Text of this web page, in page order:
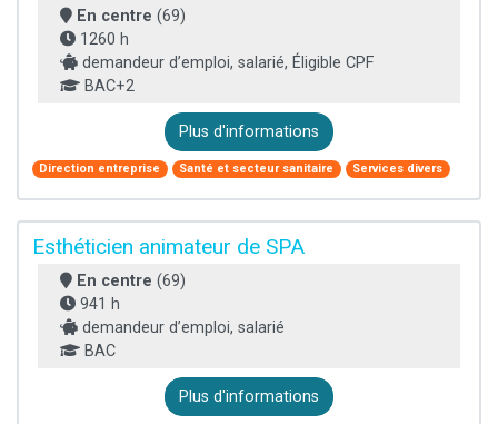
En centre (69)
1260 h
demandeur d’emploi, salarié, Éligible CPF
BAC+2
Plus d'informations
Direction entreprise Santé et secteur sanitaire Services divers
Esthéticien animateur de SPA
En centre (69)
941 h
demandeur d’emploi, salarié
BAC
Plus d'informations